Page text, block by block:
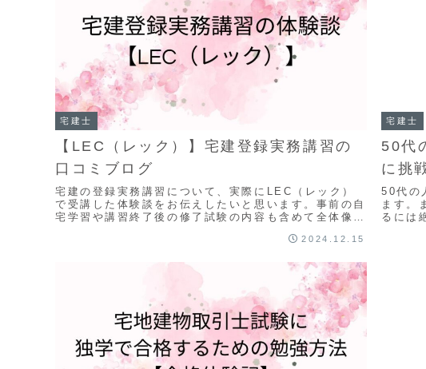
宅建士
【LEC（レック）】宅建登録実務講習の
口コミブログ
宅建の登録実務講習について、実際にLEC（レック）
で受講した体験談をお伝えしたいと思います。事前の自
宅学習や講習終了後の修了試験の内容も含めて全体像が
2024.12.15
宅建士
50代
に挑
50代の
ます。
るには